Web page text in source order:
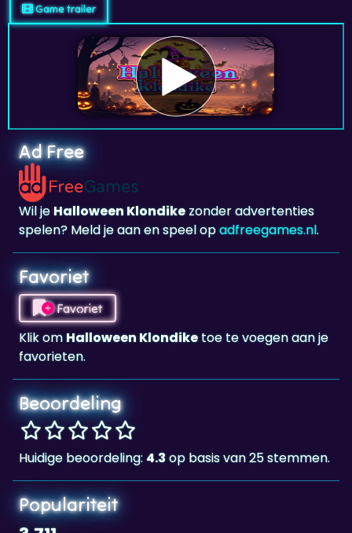
Ad Free
Wil je Halloween Klondike
spelen? Meld je aan en speel op
Favoriet
Favoriet
Klik omHalloween Klondike
favorieten.
Beoordeling
Huidige beoordeling:
Populariteit
3.711
Halloween Klondike